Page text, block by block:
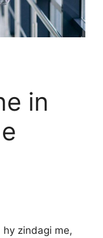
in
zindagi me,